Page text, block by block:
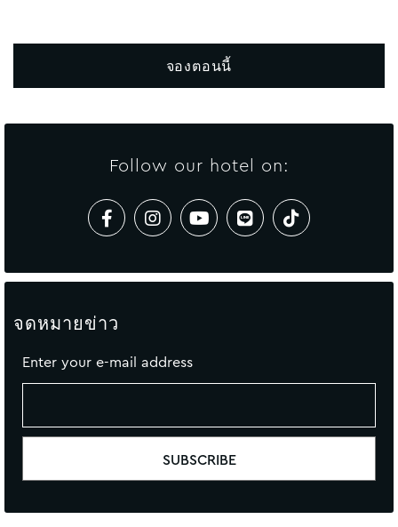
จองตอนนี้
Follow our hotel on:
จดหมายข่าว
Enter your e-mail address